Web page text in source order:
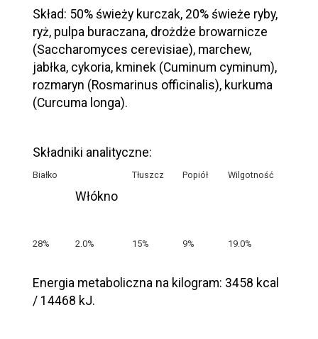
Skład: 50% świeży kurczak, 20% świeże ryby,
ryż, pulpa buraczana, drożdże browarnicze
(Saccharomyces cerevisiae), marchew,
jabłka, cykoria, kminek (Cuminum cyminum),
rozmaryn (Rosmarinus officinalis), kurkuma
(Curcuma longa).
Składniki analityczne:
Białko
Włókno
Tłuszcz Popiół Wilgotność
28% 2.0% 15% 9% 19.0%
Energia metaboliczna na kilogram: 3458 kcal
/ 14468 kJ.